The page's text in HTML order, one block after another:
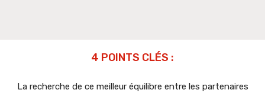
4 POINTS CLÉS :
La recherche de ce meilleur équilibre entre les partenaires